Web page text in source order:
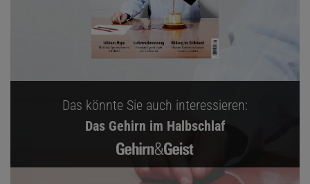
Das könnte Sie auch interessieren:
Das Gehirn im Halbschlaf